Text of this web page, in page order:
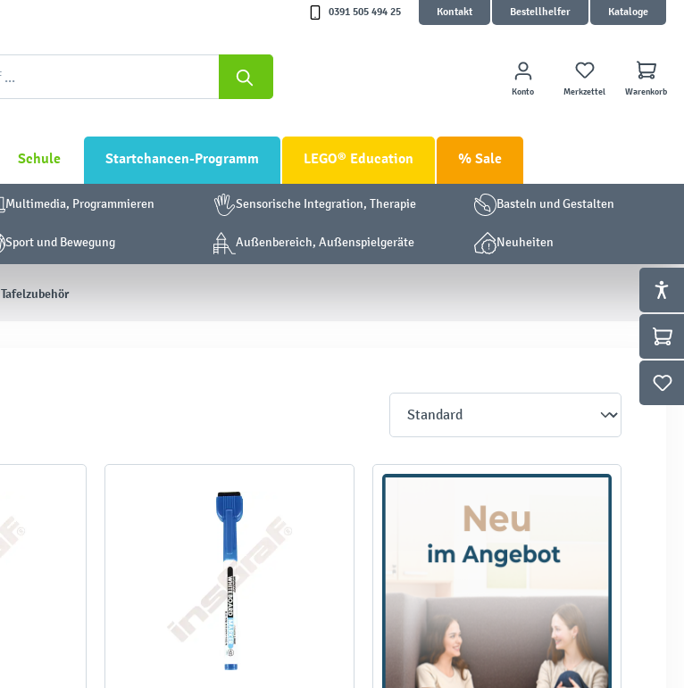
0391 505 494 25 Kontakt Bestellhelfer Kataloge
Konto Merkzettel Warenkorb
Schule Startchancen-Programm LEGO® Education % Sale
Multimedia, Programmieren Sensorische Integration, Therapie Basteln und Gestalten
Sport und Bewegung Außenbereich, Außenspielgeräte Neuheiten
Tafelzubehör